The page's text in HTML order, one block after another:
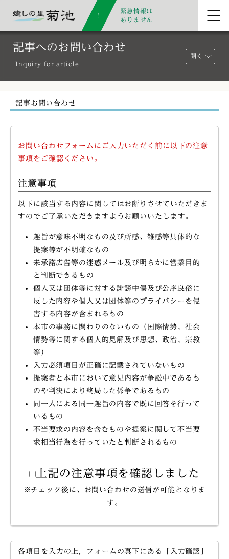
緊急情報は
ありません
記事へのお問い合わせ
Inquiry for article
開く
記事お問い合わせ
お問い合わせフォームにご入力いただく前に以下の注意
事項をご確認ください。
注意事項
以下に該当する内容に関してはお断りさせていただきま
すのでご了承いただきますようお願いいたします。
趣旨が意味不明なもの及び所感、雑感等具体的な
提案等が不明確なもの
未承諾広告等の迷惑メール及び明らかに営業目的
と判断できるもの
個人又は団体等に対する誹謗中傷及び公序良俗に
反した内容や個人又は団体等のプライバシーを侵
害する内容が含まれるもの
本市の事務に関わりのないもの（国際情勢、社会
情勢等に関する個人的見解及び思想、政治、宗教
等）
入力必須項目が正確に記載されていないもの
提案者と本市において意見内容が争訟中であるも
のや判決により終局した係争であるもの
同一人による同一趣旨の内容で既に回答を行って
いるもの
不当要求の内容を含むものや提案に関して不当要
求相当行為を行っていたと判断されるもの
上記の注意事項を確認しました
※チェック後に、お問い合わせの送信が可能となりま
す。
各項目を入力の上，フォームの真下にある「入力確認」